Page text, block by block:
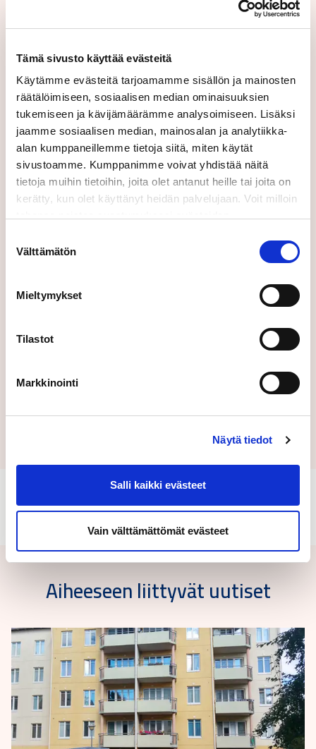
Tämä sivusto käyttää evästeitä
Käytämme evästeitä tarjoamamme sisällön ja mainosten
räätälöimiseen, sosiaalisen median ominaisuuksien
tukemiseen ja kävijämäärämme analysoimiseen. Lisäksi
jaamme sosiaalisen median, mainosalan ja analytiikka-
alan kumppaneillemme tietoja siitä, miten käytät
sivustoamme. Kumppanimme voivat yhdistää näitä
tietoja muihin tietoihin, joita olet antanut heille tai joita on
kerätty, kun olet käyttänyt heidän palvelujaan. Voit milloin
valinta
Välttämätön
Mieltymykset
Tilastot
Markkinointi
Näytä tiedot
Salli kaikki evästeet
Vain välttämättömät evästeet
Caverion Suomi, puh. 050 390 0941,
kirsi.hemmila@caverion.com
Tilaa tiedotteet:
Lähettämällä tämän lomakkeen hyväksyt
käyttöehtomme.
Lähetä
Aiheeseen liittyvät uutiset